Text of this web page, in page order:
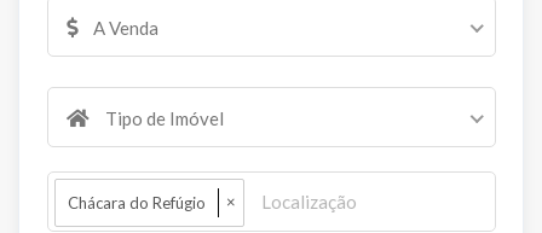
A Venda
Tipo de Imóvel
Chácara do Refúgio ×